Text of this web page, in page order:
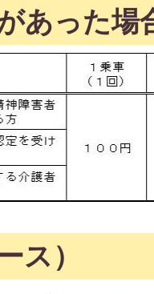
あった場
ス）